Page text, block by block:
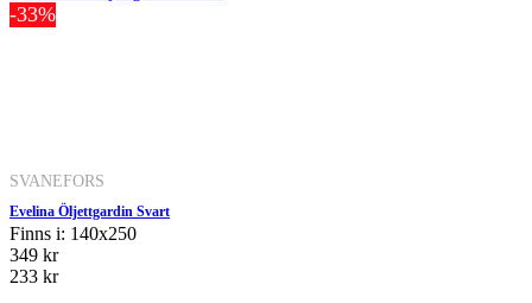
-33%
SVANEFORS
Evelina Öljettgardin Svart
Finns i: 140x250
349 kr
233 kr